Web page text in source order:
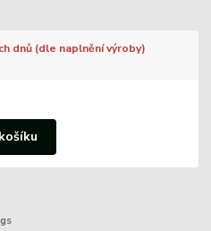
dnů (dle naplnění výroby)